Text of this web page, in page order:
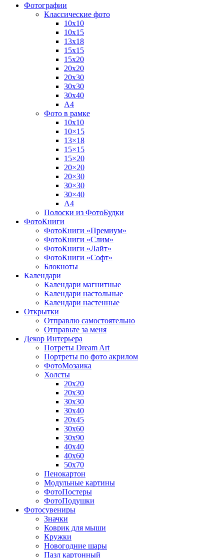
Фотографии
Классические фото
10х10
10х15
13х18
15х15
15х20
20х20
20х30
30х30
30х40
А4
Фото в рамке
10х10
10×15
13×18
15×15
15×20
20×20
20×30
30×30
30×40
A4
Полоски из ФотоБудки
ФотоКниги
ФотоКниги «Премиум»
ФотоКниги «Слим»
ФотоКниги «Лайт»
ФотоКниги «Софт»
Блокноты
Календари
Календари магнитные
Календари настольные
Календари настенные
Открытки
Отправлю самостоятельно
Отправьте за меня
Декор Интерьера
Потреты Dream Art
Портреты по фото акрилом
ФотоМозаика
Холсты
20х20
20х30
30х30
30х40
20х45
30х60
30х90
40х40
40х60
50х70
Пенокартон
Модульные картины
ФотоПостеры
ФотоПодушки
Фотоcувениры
Значки
Коврик для мыши
Кружки
Новогодние шары
Пазл картонный